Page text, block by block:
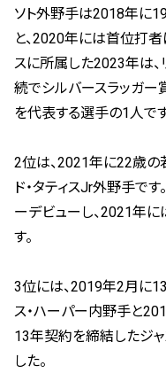
ソト外野手は2018年に
と、2020年には首位打者
スに所属した2023年は
続でシルバースラッガー
を代表する選手の1人です
2位は、2021年に22歳の
ド・タティスJr外野手で
ーデビューし、2021年
す。
3位には、2019年2月に
ス・ハーパー内野手と
13年契約を締結したジャ
した。